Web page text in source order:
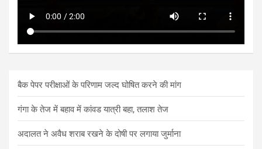
बैक पेपर परीक्षाओं के परिणाम जल्द घोषित करने की मांग
गंगा के तेज में बहाव में कांवड यात्री बहा, तलाश तेज
अदालत ने अवैध शराब रखने के दोषी पर लगाया जुर्माना